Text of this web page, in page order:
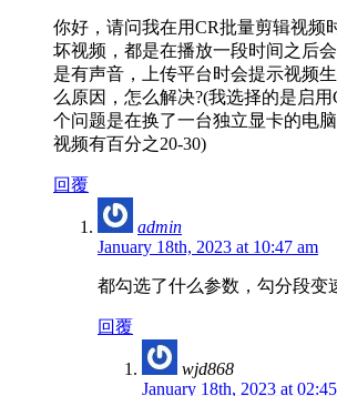
你好，请问我在用CR批量剪辑视频
坏视频，都是在播放一段时间之后
是有声音，上传平台时会提示视频
么原因，怎么解决?(我选择的是启
个问题是在换了一台独立显卡的电
视频有百分之20-30)
回覆
admin
January 18th, 2023 at 10:47 am
都勾选了什么参数，勾分段变
回覆
wjd868
January 18th, 2023 at